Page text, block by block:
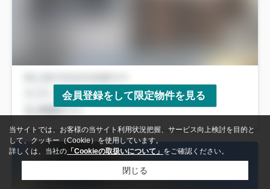
会員登録をして限定物件を見る
当サイトでは、お客様の当サイト利用状況把握、サービス向上検討を目的と
して、クッキー（Cookie）を使用しています。
詳しくは、当社の 「Cookieの取扱いについて」 をご確認ください。
閉じる